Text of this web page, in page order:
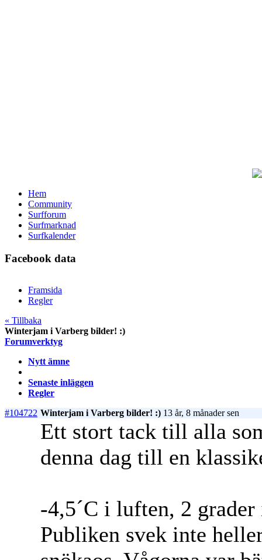
Hem
Community
Surfforum
Surfmarknad
Surfkalender
Facebook data
Framsida
Regler
« Tillbaka
Winterjam i Varberg bilder! :)
Forumverktyg
Nytt ämne
Senaste inläggen
Regler
#104722 Winterjam i Varberg bilder! :) 13 år, 8 månader sen
Ett stort tack till alla
denna dag till en
-4,5´C i luften, 2
Publiken svek inte